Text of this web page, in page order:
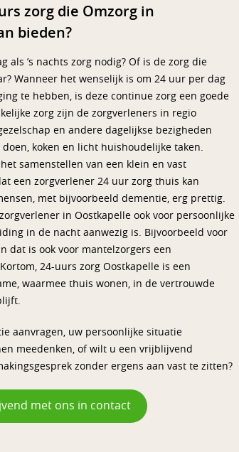
zorg die Omzorg in
bieden?
als ’s nachts zorg nodig? Of is de zorg die
Wanneer het wenselijk is om 24 uur per dag
te hebben, is deze continue zorg een goede
zorg zijn de zorgverleners in regio
en andere dagelijkse bezigheden
koken en licht huishoudelijke taken.
samenstellen van een klein en vast
een zorgverlener 24 uur zorg thuis kan
met bijvoorbeeld dementie, erg prettig.
in Oostkapelle ook voor persoonlijke
in de nacht aanwezig is. Bijvoorbeeld voor
dat is ook voor mantelzorgers een
24-uurs zorg Oostkapelle is een
waarmee thuis wonen, in de vertrouwde
aanvragen, uw persoonlijke situatie
meedenken, of wilt u een vrijblijvend
zonder ergens aan vast te zitten?
met ons in contact